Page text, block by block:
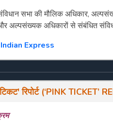
सभा की मौलिक अधिकार,
अल्पसंख्यक अधिकारों से संबंधित
Indian Express
'रिपोर्ट(‘PINK TICKET’